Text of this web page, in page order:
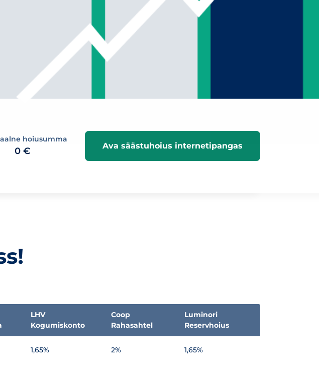
hoiusumma
0 € Ava säästuhoius internetipangas
LHV
Kogumiskonto
Coop
Rahasahtel
Luminori
Reservhoius
1,65% 2% 1,65%